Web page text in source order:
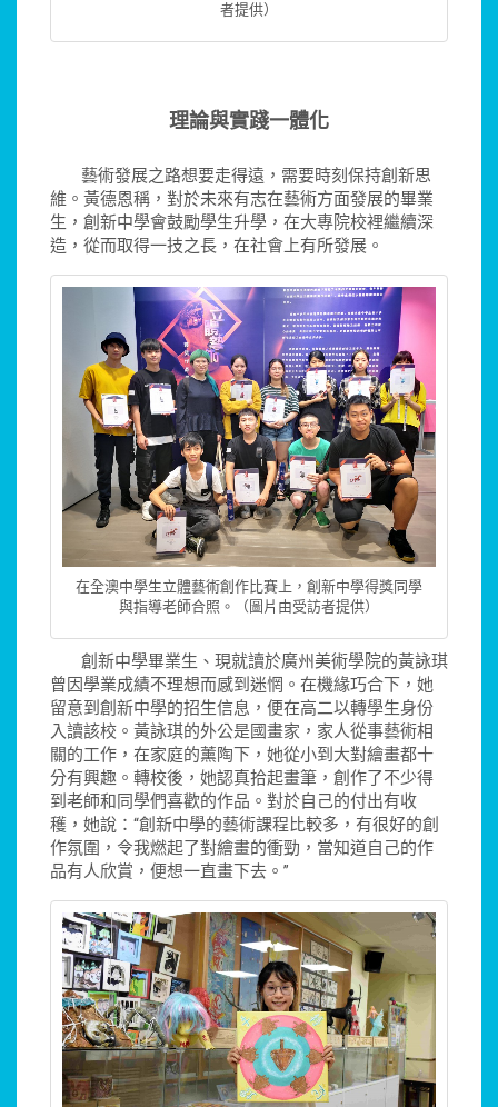
者提供）
理論與實踐一體化
藝術發展之路想要走得遠，需要時刻保持創新思
維。黃德恩稱，對於未來有志在藝術方面發展的畢業
生，創新中學會鼓勵學生升學，在大專院校裡繼續深
造，從而取得一技之長，在社會上有所發展。
在全澳中學生立體藝術創作比賽上，創新中學得獎同學
與指導老師合照。（圖片由受訪者提供）
創新中學畢業生、現就讀於廣州美術學院的黃詠琪
曾因學業成績不理想而感到迷惘。在機緣巧合下，她
留意到創新中學的招生信息，便在高二以轉學生身份
入讀該校。黃詠琪的外公是國畫家，家人從事藝術相
關的工作，在家庭的薰陶下，她從小到大對繪畫都十
分有興趣。轉校後，她認真拾起畫筆，創作了不少得
到老師和同學們喜歡的作品。對於自己的付出有收
穫，她說：“創新中學的藝術課程比較多，有很好的創
作氛圍，令我燃起了對繪畫的衝勁，當知道自己的作
品有人欣賞，便想一直畫下去。”